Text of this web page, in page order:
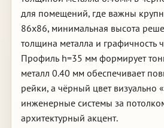
для помещений, где важны
86х86, минимальная высота
толщина металла и графичность
Профиль h=35 мм формирует
металл 0.40 мм обеспечивает
рейки, а чёрный цвет визуально
инженерные системы за
архитектурный акцент.